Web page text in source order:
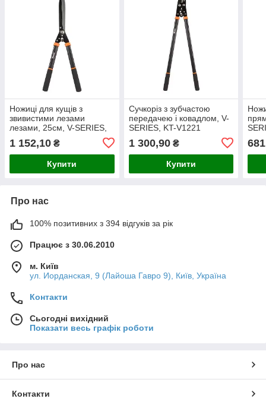
Ножиці для кущів з
звивистими лезами
лезами, 25см, V-SERIES,
1 152,10 ₴
Купити
Сучкоріз з зубчастою
передачею і ковадлом, V-
SERIES, KT-V1221
1 300,90₴
Купити
Про нас
100% позитивних з 394 відгуків за рік
Працює з 30.06.2010
м. Київ
ул. Иорданская, 9 (Лайоша Гавро 9), Київ, Україна
Контакти
Сьогодні вихідний
Показати весь графік роботи
Про нас
Контакти